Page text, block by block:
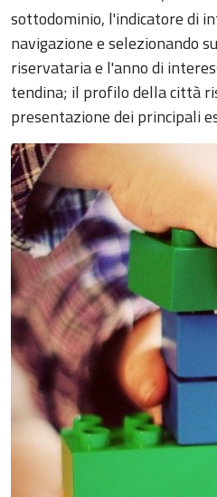
sottodominio, l'indicatore di
navigazione e selezionando
riservataria e l'anno di
tendina; il profilo della città
presentazione dei principali